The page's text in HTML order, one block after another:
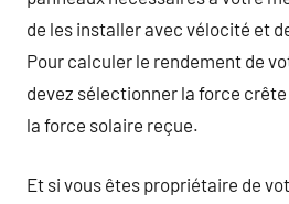
de les installer avec vélocité et
Pour calculer le rendement de
devez sélectionner la force
la force solaire reçue.
Et si vous êtes propriétaire de